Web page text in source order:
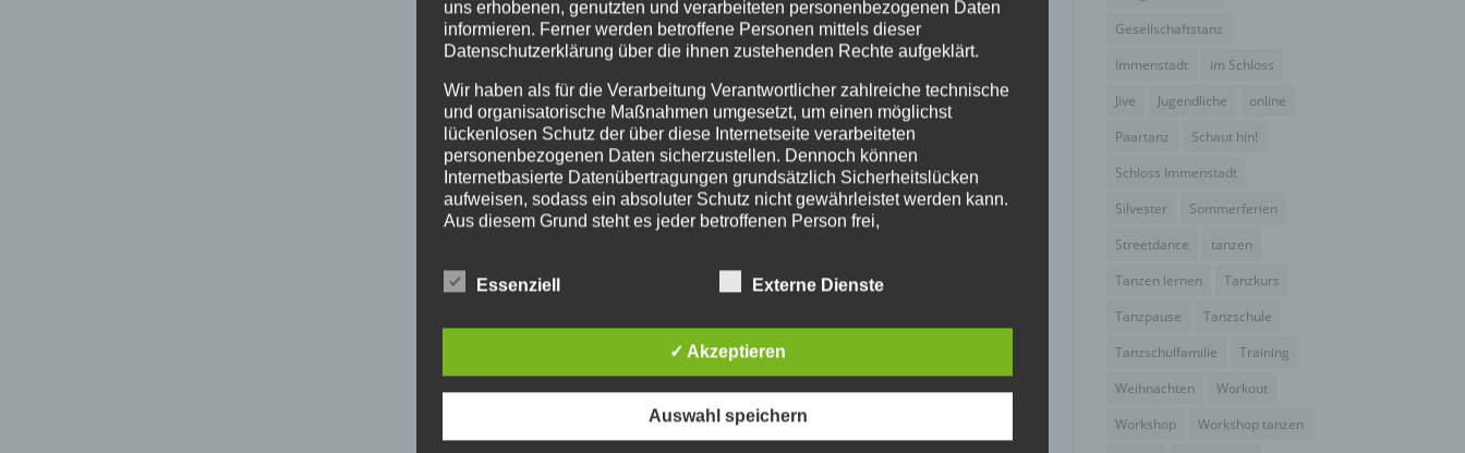
Gesellschaftstanz
Immenstadt
im Schloss
Jive
Jugendliche
online
Paartanz
Schaut hin!
Schloss Immenstadt
Silvester
Sommerferien
Streetdance
tanzen
Tanzen lernen
Tanzkurs
Tanzpause
Tanzschule
Tanzschulfamilie
Training
Weihnachten
Workout
Workshop
Workshop tanzen
uns erhobenen, genutzten und verarbeiteten personenbezogenen Daten
informieren. Ferner werden betroffene Personen mittels dieser
Datenschutzerklärung über die ihnen zustehenden Rechte aufgeklärt.
Wir haben als für die Verarbeitung Verantwortlicher zahlreiche technische
und organisatorische Maßnahmen umgesetzt, um einen möglichst
lückenlosen Schutz der über diese Internetseite verarbeiteten
personenbezogenen Daten sicherzustellen. Dennoch können
Internetbasierte Datenübertragungen grundsätzlich Sicherheitslücken
aufweisen, sodass ein absoluter Schutz nicht gewährleistet werden kann.
Aus diesem Grund steht es jeder betroffenen Person frei,
Die Datenschutzerklärung beruht auf den Begrifflichkeiten, die durch den
Europäischen Richtlinien- und Verordnungsgeber beim Erlass der
Datenschutz-Grundverordnung (DS-GVO) verwendet wurden. Unsere
Essenziell Externe Dienste
✓ Akzeptieren
Auswahl speichern